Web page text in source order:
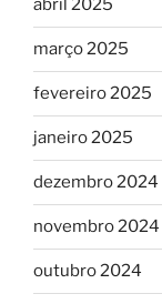
abril 2025
março 2025
fevereiro 2025
janeiro 2025
dezembro 2024
novembro 2024
outubro 2024